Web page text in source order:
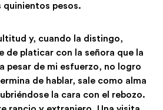
quinientos pesos.
y, cuando la distingo,
de platicar con la señora que la
pesar de mi esfuerzo, no logro
de hablar, sale como alma
la cara con el rebozo.